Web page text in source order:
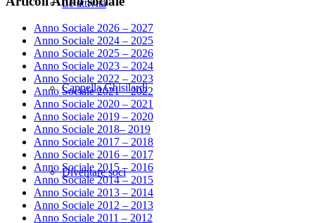
Le attività
Cappella Ghisilardi
Diventare soci
Anno Sociale 2026 – 2027
Anno Sociale 2024 – 2025
Anno Sociale 2025 – 2026
Anno Sociale 2023 – 2024
Anno Sociale 2022 – 2023
Anno Sociale 2021 – 2022
Anno Sociale 2020 – 2021
Anno Sociale 2019 – 2020
Anno Sociale 2018– 2019
Anno Sociale 2017 – 2018
Anno Sociale 2016 – 2017
Anno Sociale 2015 – 2016
Anno Sociale 2014 – 2015
Anno Sociale 2013 – 2014
Anno Sociale 2012 – 2013
Anno Sociale 2011 – 2012